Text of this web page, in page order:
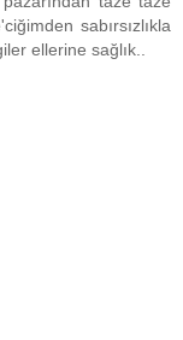
sabırsızlıkla
ellerine sağlık..